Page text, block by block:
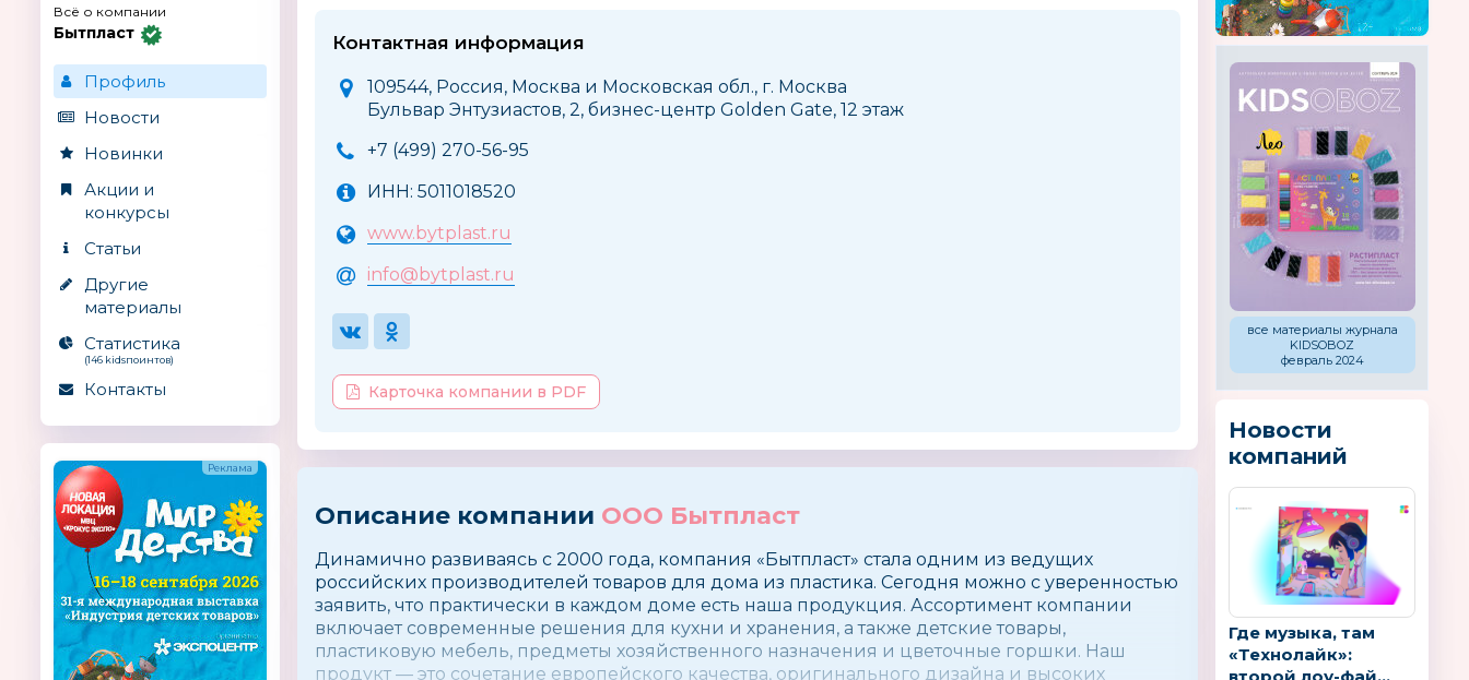
Всё о компании
Бытпласт
Профиль
Новости
Новинки
Акции и
конкурсы
Статьи
Другие
материалы
Статистика
(146 kidsпоинтов)
Контакты
Контактная информация
109544, Россия, Москва и Московская обл., г. Москва
Бульвар Энтузиастов, 2, бизнес-центр Golden Gate, 12 этаж
+7 (499) 270-56-95
ИНН: 5011018520
www.bytplast.ru
info@bytplast.ru
Карточка компании в PDF
Описание компании ООО Бытпласт
Динамично развиваясь с 2000 года, компания «Бытпласт» стала одним из ведущих
российских производителей товаров для дома из пластика. Сегодня можно с уверенностью
заявить, что практически в каждом доме есть наша продукция. Ассортимент компании
включает современные решения для кухни и хранения, а также детские товары,
пластиковую мебель, предметы хозяйственного назначения и цветочные горшки. Наш
продукт — это сочетание европейского качества, оригинального дизайна и высоких
все материалы журнала
KIDSOBOZ
февраль 2024
Новости
компаний
Где музыка, там
«Технолайк»: